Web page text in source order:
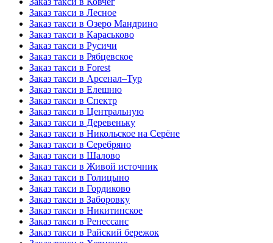
Заказ такси в Лесное
Заказ такси в Озеро Мандрино
Заказ такси в Караськово
Заказ такси в Русичи
Заказ такси в Рябцевское
Заказ такси в Forest
Заказ такси в Арсенал–Тур
Заказ такси в Елешню
Заказ такси в Спектр
Заказ такси в Центральную
Заказ такси в Деревеньку
Заказ такси в Никольское на Серёне
Заказ такси в Серебряно
Заказ такси в Шалово
Заказ такси в Живой источник
Заказ такси в Голицыно
Заказ такси в Гордиково
Заказ такси в Заборовку
Заказ такси в Никитинское
Заказ такси в Ренессанс
Заказ такси в Райский бережок